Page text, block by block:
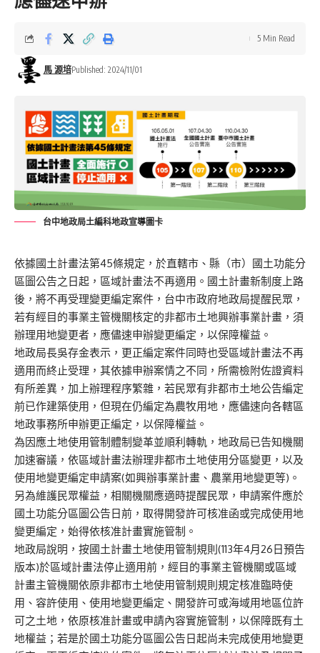
馬 源培Published: 2024/11/01
5 Min Read
台中地政局土編科地政宣導圖卡
依據國土計畫法第45條規定，於直轄市、縣（市）國土功能分
區圖公告之日起，區域計畫法不再適用。國土計畫新制度上路
後，將不再受理變更編定案件，台中市政府地政局提醒民眾，
若有經目的事業主管機關核定的非都市土地興辦事業計畫，須
辦理用地變更者，應儘速申辦變更編定，以保障權益。
地政局長吳存金表示，更正編定案件同時也受區域計畫法不再
適用而終止受理，其依據申辦案情之不同，所需檢附佐證資料
有所差異，加上辦理程序繁雜，若民眾有非都市土地公告編定
前已作建築使用，但現在仍編定為農牧用地，應儘速向各轄區
地政事務所申辦更正編定，以保障權益。
為因應土地使用管制體制變革並順利轉軌，地政局已告知機關
加速審議，依區域計畫法辦理非都市土地使用分區變更，以及
使用地變更編定申請案(如興辦事業計畫、農業用地變更等)。
另為維護民眾權益，相關機關應適時提醒民眾，申請案件應於
國土功能分區圖公告日前，取得開發許可核准函或完成使用地
變更編定，始得依核准計畫實施管制。
地政局說明，按國土計畫土地使用管制規則(113年4月26日預告
版本)於區域計畫法停止適用前，經目的事業主管機關或區域
計畫主管機關依原非都市土地使用管制規則規定核准臨時使
用、容許使用、使用地變更編定、開發許可或海域用地區位許
可之土地，依原核准計畫或申請內容實施管制，以保障既有土
地權益；若是於國土功能分區圖公告日起尚未完成使用地變更